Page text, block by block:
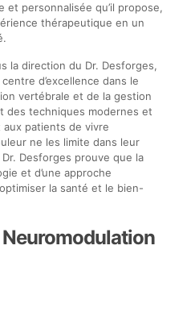
et personnalisée qu’il propose,
thérapeutique en un
la direction du Dr. Desforges,
d’excellence dans le
vertébrale et de la gestion
des techniques modernes et
patients de vivre
ne les limite dans leur
Desforges prouve que la
et d’une approche
la santé et le bien-